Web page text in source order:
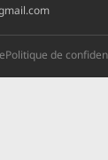
Politique de